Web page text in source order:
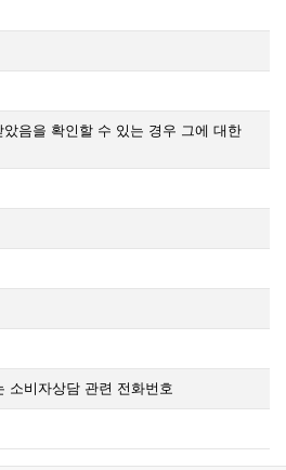
았음을 확인할 수 있는 경우 그에 대한
소비자상담 관련 전화번호